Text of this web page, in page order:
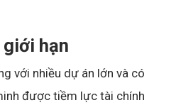
hạn
với nhiều dự án lớn và có
được tiềm lực tài chính